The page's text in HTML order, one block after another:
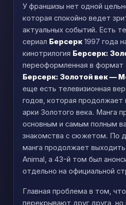
У франшизы нет одной
которая спокойно ведет
актуальных событий. Есть
сериал Берсерк 1997 года
кинотрилогия Берсерк:
переоформленная в формат
Берсерк: Золотой век —
еще есть телевизионная
годов, которая
арки Золотого века. Манга
основным и самым полным
знакомства с сюжетом. По
манга продолжает
Animal, а 43-й том был
отдельно на официальной
Главная проблема в том,
перекрывают друг друга,